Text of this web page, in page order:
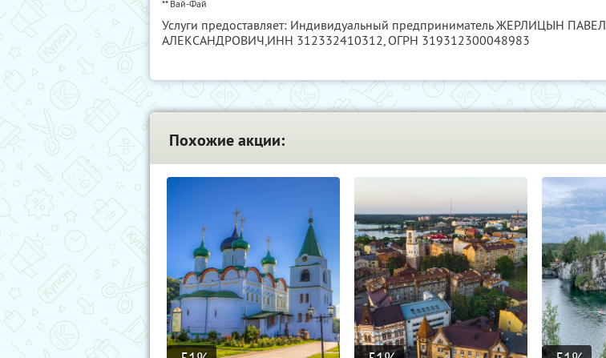
** Вай-Фай
Услуги предоставляет: Индивидуальный предприниматель ЖЕРЛИЦЫН ПАВЕЛ
АЛЕКСАНДРОВИЧ, ИНН 312332410312 , ОГРН 319312300048983
Похожие акции: